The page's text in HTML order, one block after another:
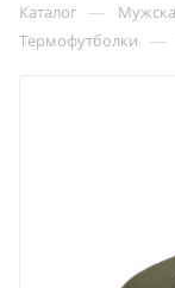
Каталог —
Термофутболки —